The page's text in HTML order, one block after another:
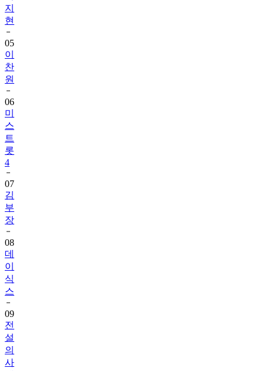
지
현
05
이
찬
원
06
미
스
트
롯
4
07
김
부
장
08
데
이
식
스
09
전
설
의
사